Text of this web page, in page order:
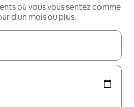
où vous vous sentez comme
d'un mois ou plus.
utilisez les flèches vers le